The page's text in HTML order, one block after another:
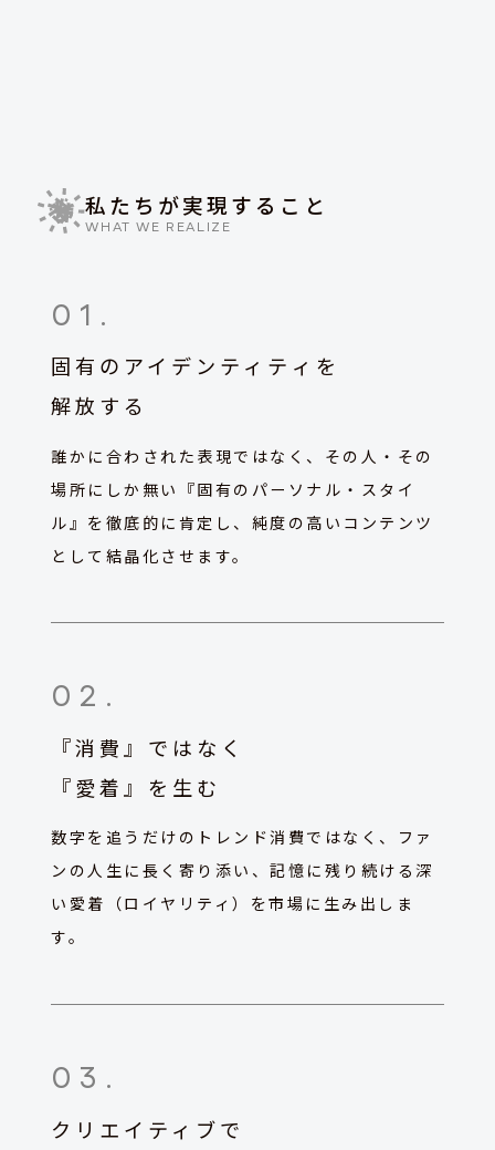
私たちが実現すること
WHAT WE REALIZE
01 .
固有のアイデンティティを
解放する
誰かに合わされた表現ではなく、その人・その
場所にしか無い『固有のパーソナル・スタイ
ル』を徹底的に肯定し、純度の高いコンテンツ
として結晶化させます。
02 .
『消費』ではなく
『愛着』を生む
数字を追うだけのトレンド消費ではなく、ファ
ンの人生に長く寄り添い、記憶に残り続ける深
い愛着（ロイヤリティ）を市場に生み出しま
す。
03 .
クリエイティブで